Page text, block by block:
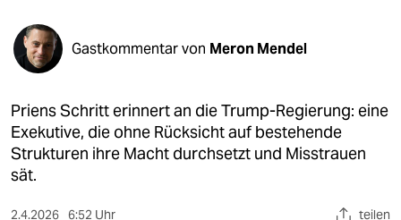
gesellschaft
kultur
sport
berlin
nord
Gastkommentar von Meron Mendel
Priens Schritt erinnert an die Trump-Regierung: eine
Exekutive, die ohne Rücksicht auf bestehende
Strukturen ihre Macht durchsetzt und Misstrauen
sät.
2.4.2026 6:52 Uhr teilen